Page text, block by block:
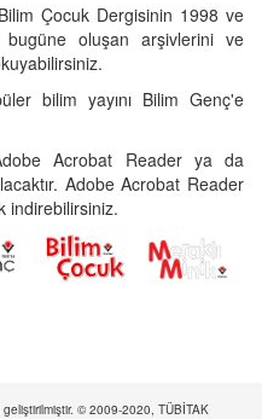
Çocuk Dergisinin 1998 ve
oluşan arşivlerini ve
bilim yayını Bilim Genç'e
Acrobat Reader ya da
Adobe Acrobat Reader
indirebilirsiniz.
geliştirilmiştir. © 2009-2020, TÜBİTAK